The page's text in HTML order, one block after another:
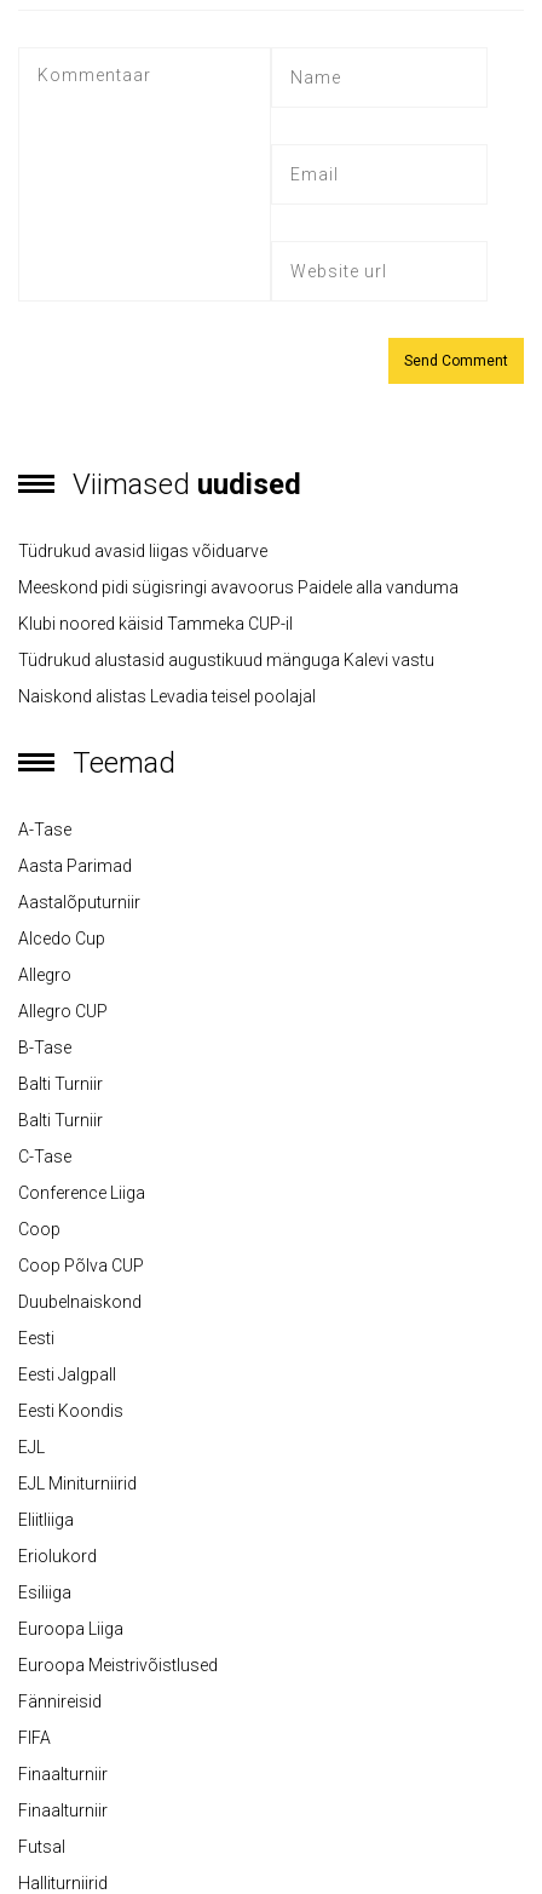
Viimased uudised
Tüdrukud avasid liigas võiduarve
Meeskond pidi sügisringi avavoorus Paidele alla vanduma
Klubi noored käisid Tammeka CUP-il
Tüdrukud alustasid augustikuud mänguga Kalevi vastu
Naiskond alistas Levadia teisel poolajal
Teemad
A-Tase
Aasta Parimad
Aastalõputurniir
Alcedo Cup
Allegro
Allegro CUP
B-Tase
Balti Turniir
Balti Turniir
C-Tase
Conference Liiga
Coop
Coop Põlva CUP
Duubelnaiskond
Eesti
Eesti Jalgpall
Eesti Koondis
EJL
EJL Miniturniirid
Eliitliiga
Eriolukord
Esiliiga
Euroopa Liiga
Euroopa Meistrivõistlused
Fännireisid
FIFA
Finaalturniir
Finaalturniir
Futsal
Halliturniirid